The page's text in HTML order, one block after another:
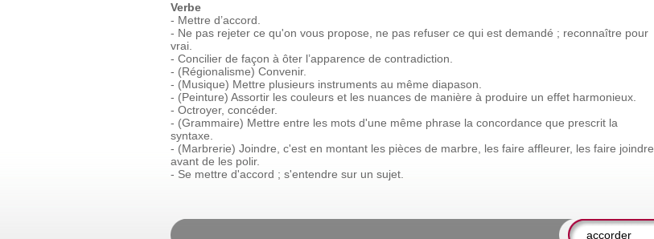
Verbe
- Mettre d’accord.
- Ne pas rejeter ce qu'on vous propose, ne pas refuser ce qui est demandé ; reconnaître pour
vrai.
- Concilier de façon à ôter l’apparence de contradiction.
- (Régionalisme) Convenir.
- (Musique) Mettre plusieurs instruments au même diapason.
- (Peinture) Assortir les couleurs et les nuances de manière à produire un effet harmonieux.
- Octroyer, concéder.
- (Grammaire) Mettre entre les mots d'une même phrase la concordance que prescrit la
syntaxe.
- (Marbrerie) Joindre, c'est en montant les pièces de marbre, les faire affleurer, les faire joindre
avant de les polir.
- Se mettre d'accord ; s'entendre sur un sujet.